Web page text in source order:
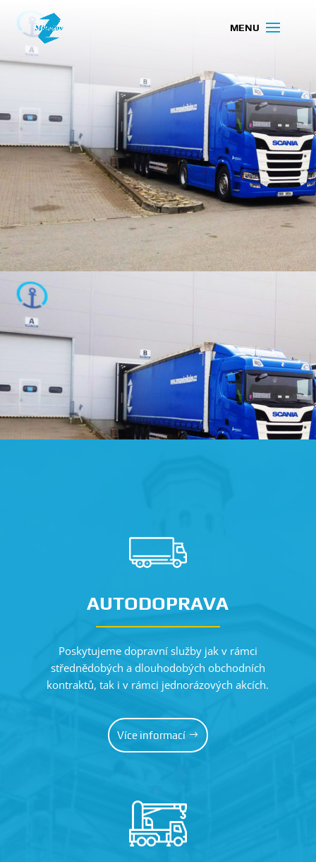
AUTODOPRAVA
Poskytujeme dopravní služby jak v rámci
střednědobých a dlouhodobých obchodních
kontraktů, tak i v rámci jednorázových akcích.
Více informací